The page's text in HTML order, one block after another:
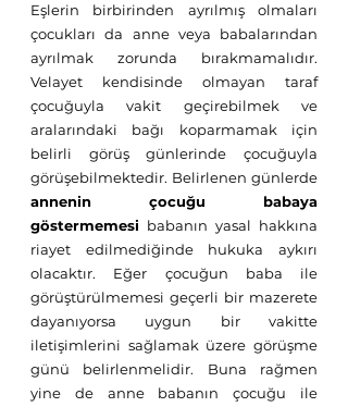
Eşlerin birbirinden ayrılmış olmaları
çocukları da anne veya babalarından
ayrılmak zorunda bırakmamalıdır.
Velayet kendisinde olmayan taraf
çocuğuyla vakit geçirebilmek ve
aralarındaki bağı koparmamak için
belirli görüş günlerinde çocuğuyla
annenin çocuğu babaya
göstermemesi babanın yasal hakkına
riayet edilmediğinde hukuka aykırı
olacaktır. Eğer çocuğun baba ile
görüştürülmemesi geçerli bir mazerete
dayanıyorsa uygun bir vakitte
iletişimlerini sağlamak üzere görüşme
günü belirlenmelidir. Buna rağmen
yine de anne babanın çocuğu ile